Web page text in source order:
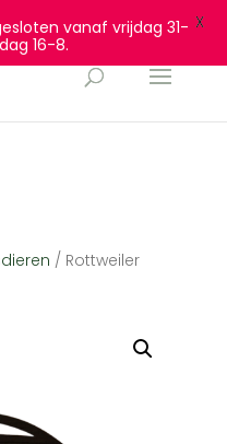
/ Rottweiler
vanaf vrijdag 31-
16-8.
X